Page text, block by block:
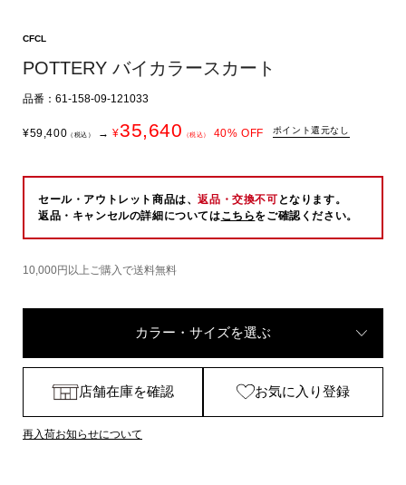
CFCL
POTTERY バイカラースカート
品番：61-158-09-121033
¥59,400 （税込） → ¥35,640 （税込） 40% OFF ポイント還元なし
セール・アウトレット商品は、返品・交換不可 となります。
返品・キャンセルの詳細についてはこちらをご確認ください。
10,000円以上ご購入で送料無料
カラー・サイズを選ぶ
店舗在庫を確認 お気に入り登録
再入荷お知らせについて